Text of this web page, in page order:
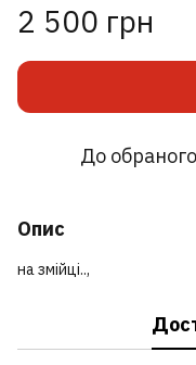
2 500 грн
До обраного
Опис
на змійці..,